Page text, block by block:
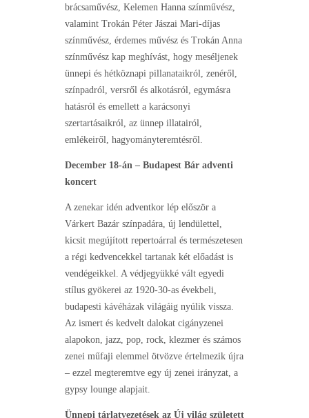
brácsaművész, Kelemen Hanna színművész,
valamint Trokán Péter Jászai Mari-díjas
színművész, érdemes művész és Trokán Anna
színművész kap meghívást, hogy meséljenek
ünnepi és hétköznapi pillanataikról, zenéről,
színpadról, versről és alkotásról, egymásra
hatásról és emellett a karácsonyi
szertartásaikról, az ünnep illatairól,
emlékeiről, hagyományteremtésről.
December 18-án – Budapest Bár adventi
koncert
A zenekar idén adventkor lép először a
Várkert Bazár színpadára, új lendülettel,
kicsit megújított repertoárral és természetesen
a régi kedvencekkel tartanak két előadást is
vendégeikkel. A védjegyükké vált egyedi
stílus gyökerei az 1920-30-as évekbeli,
budapesti kávéházak világáig nyúlik vissza.
Az ismert és kedvelt dalokat cigányzenei
alapokon, jazz, pop, rock, klezmer és számos
zenei műfaji elemmel ötvözve értelmezik újra
– ezzel megteremtve egy új zenei irányzat, a
gypsy lounge alapjait.
Ünnepi tárlatvezetések az Új világ született